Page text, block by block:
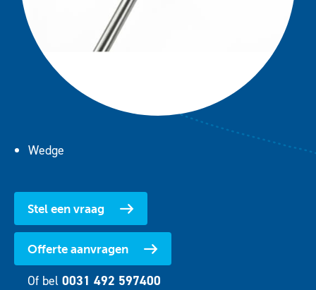
Wedge
Stel een vraag
Offerte aanvragen
Of bel 0031 492 597400